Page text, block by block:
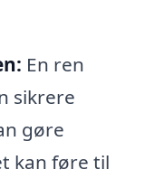
En ren
sikrere
gøre
kan føre til